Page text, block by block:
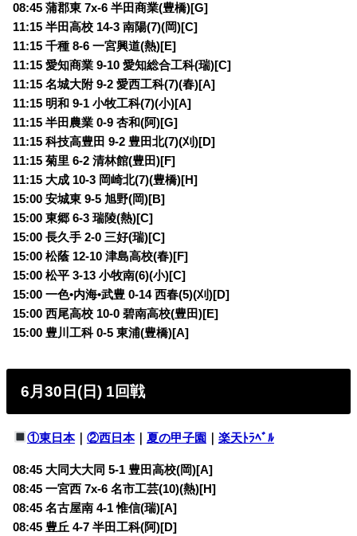
08:45 蒲郡東 7x-6 半田商業(豊橋)[G]
11:15 半田高校 14-3 南陽(7)(岡)[C]
11:15 千種 8-6 一宮興道(熱)[E]
11:15 愛知商業 9-10 愛知総合工科(瑞)[C]
11:15 名城大附 9-2 愛西工科(7)(春)[A]
11:15 明和 9-1 小牧工科(7)(小)[A]
11:15 半田農業 0-9 杏和(阿)[G]
11:15 科技高豊田 9-2 豊田北(7)(刈)[D]
11:15 菊里 6-2 清林館(豊田)[F]
11:15 大成 10-3 岡崎北(7)(豊橋)[H]
15:00 安城東 9-5 旭野(岡)[B]
15:00 東郷 6-3 瑞陵(熱)[C]
15:00 長久手 2-0 三好(瑞)[C]
15:00 松蔭 12-10 津島高校(春)[F]
15:00 松平 3-13 小牧南(6)(小)[C]
15:00 一色•内海•武豊 0-14 西春(5)(刈)[D]
15:00 西尾高校 10-0 碧南高校(豊田)[E]
15:00 豊川工科 0-5 東浦(豊橋)[A]
6月30日(日) 1回戦
①東日本｜ ②西日本｜ 夏の甲子園 ｜ 楽天ﾄﾗﾍﾞﾙ
08:45 大同大大同 5-1 豊田高校(岡)[A]
08:45 一宮西 7x-6 名市工芸(10)(熱)[H]
08:45 名古屋南 4-1 惟信(瑞)[A]
08:45 豊丘 4-7 半田工科(阿)[D]